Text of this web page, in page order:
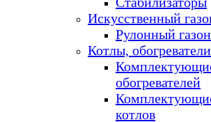
Искусственный
Рулонный газон
Котлы, обогреватели
обогревателей
котлов